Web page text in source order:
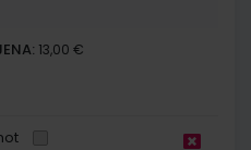
13,00 €